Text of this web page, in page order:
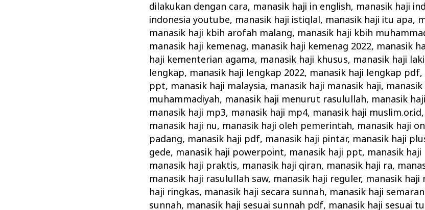
dilakukan dengan cara, manasik haji in english, manasik haji
indonesia youtube, manasik haji istiqlal, manasik haji itu apa,
manasik haji kbih arofah malang, manasik haji kbih
manasik haji kemenag, manasik haji kemenag 2022, manasik
haji kementerian agama, manasik haji khusus, manasik haji
lengkap, manasik haji lengkap 2022, manasik haji lengkap pdf,
ppt, manasik haji malaysia, manasik haji manasik haji,
muhammadiyah, manasik haji menurut rasulullah, manasik
manasik haji mp3, manasik haji mp4, manasik haji muslim.or.id,
manasik haji nu, manasik haji oleh pemerintah, manasik haji
padang, manasik haji pdf, manasik haji pintar, manasik haji
gede, manasik haji powerpoint, manasik haji ppt, manasik
manasik haji praktis, manasik haji qiran, manasik haji ra,
manasik haji rasulullah saw, manasik haji reguler, manasik
haji ringkas, manasik haji secara sunnah, manasik haji
sunnah, manasik haji sesuai sunnah pdf, manasik haji sesuai